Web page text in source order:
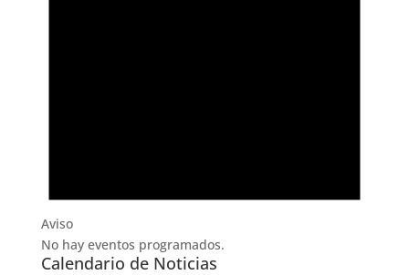
Aviso
No hay eventos programados.
Calendario de Noticias